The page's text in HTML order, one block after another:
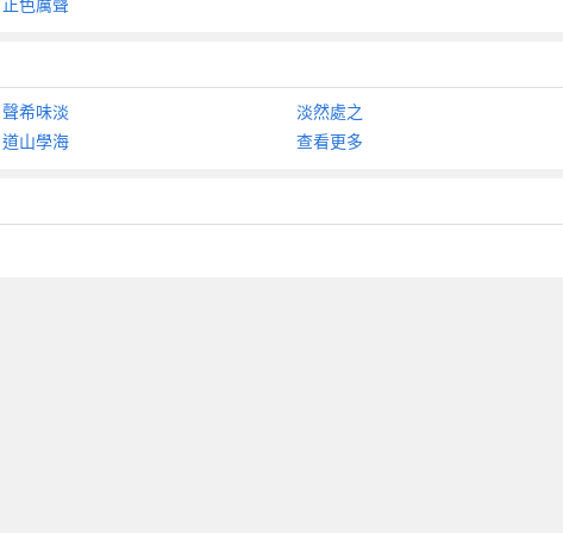
正色厲聲
聲希味淡
淡然處之
道山學海 查看更多